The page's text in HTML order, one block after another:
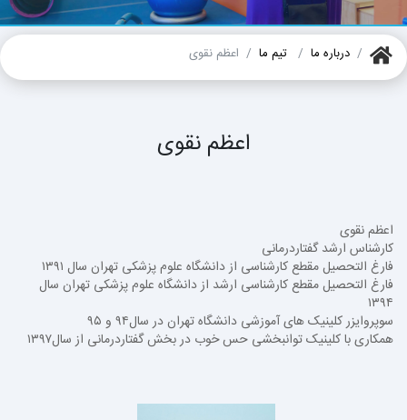
درباره ما تیم ما اعظم نقوی
اعظم نقوی
اعظم نقوی
کارشناس ارشد گفتاردرمانی
فارغ التحصیل مقطع کارشناسی از دانشگاه علوم پزشکی تهران سال ۱۳۹۱
فارغ التحصیل مقطع کارشناسی ارشد از دانشگاه علوم پزشکی تهران سال
۱۳۹۴
سوپروایزر کلینیک های آموزشی دانشگاه تهران در سال۹۴ و ۹۵
همکاری با کلینیک توانبخشی حس خوب در بخش گفتاردرمانی از سال۱۳۹۷